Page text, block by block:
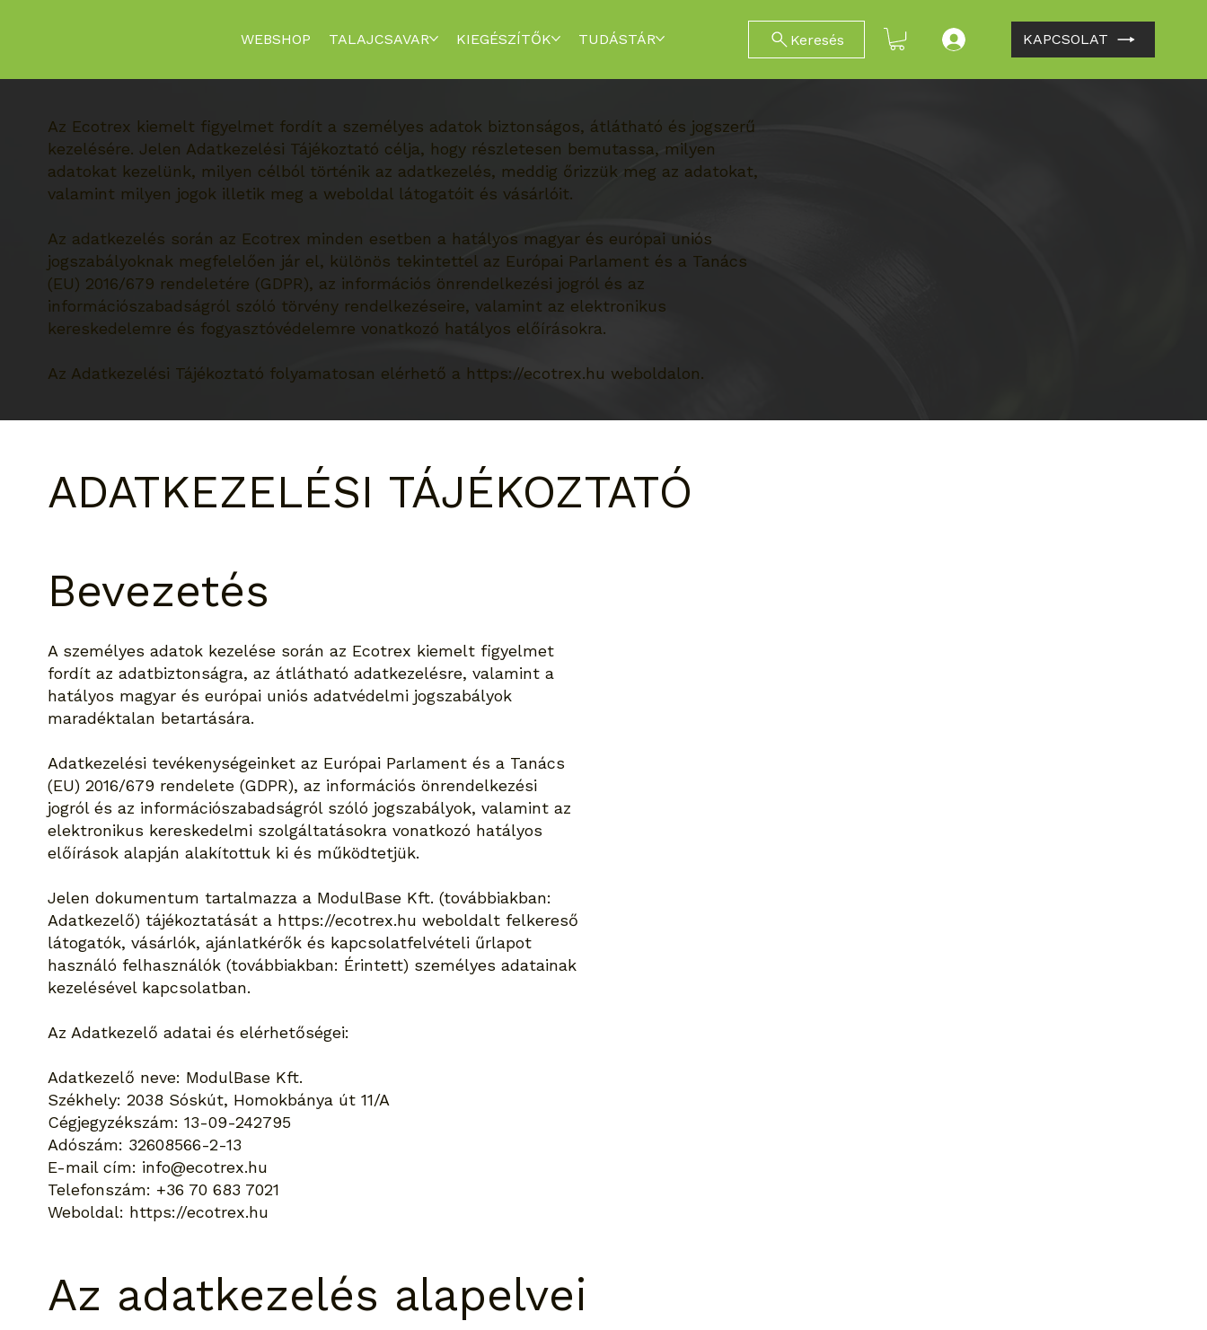
WEBSHOP TALAJCSAVAR KIEGÉSZÍTŐK TUDÁSTÁR Keresés KAPCSOLAT
Az Ecotrex kiemelt figyelmet fordít a személyes adatok biztonságos, átlátható és jogszerű
kezelésére. Jelen Adatkezelési Tájékoztató célja, hogy részletesen bemutassa, milyen
adatokat kezelünk, milyen célból történik az adatkezelés, meddig őrizzük meg az adatokat,
valamint milyen jogok illetik meg a weboldal látogatóit és vásárlóit.
Az adatkezelés során az Ecotrex minden esetben a hatályos magyar és európai uniós
jogszabályoknak megfelelően jár el, különös tekintettel az Európai Parlament és a Tanács
(EU) 2016/679 rendeletére (GDPR), az információs önrendelkezési jogról és az
információszabadságról szóló törvény rendelkezéseire, valamint az elektronikus
kereskedelemre és fogyasztóvédelemre vonatkozó hatályos előírásokra.
Az Adatkezelési Tájékoztató folyamatosan elérhető a https://ecotrex.hu weboldalon.
ADATKEZELÉSI TÁJÉKOZTATÓ
Bevezetés
A személyes adatok kezelése során az Ecotrex kiemelt figyelmet
fordít az adatbiztonságra, az átlátható adatkezelésre, valamint a
hatályos magyar és európai uniós adatvédelmi jogszabályok
maradéktalan betartására.
Adatkezelési tevékenységeinket az Európai Parlament és a Tanács
(EU) 2016/679 rendelete (GDPR), az információs önrendelkezési
jogról és az információszabadságról szóló jogszabályok, valamint az
elektronikus kereskedelmi szolgáltatásokra vonatkozó hatályos
előírások alapján alakítottuk ki és működtetjük.
Jelen dokumentum tartalmazza a ModulBase Kft. (továbbiakban:
Adatkezelő) tájékoztatását a https://ecotrex.hu weboldalt felkereső
látogatók, vásárlók, ajánlatkérők és kapcsolatfelvételi űrlapot
használó felhasználók (továbbiakban: Érintett) személyes adatainak
kezelésével kapcsolatban.
Az Adatkezelő adatai és elérhetőségei:
Adatkezelő neve: ModulBase Kft.
Székhely: 2038 Sóskút, Homokbánya út 11/A
Cégjegyzékszám: 13-09-242795
Adószám: 32608566-2-13
E-mail cím: info@ecotrex.hu
Telefonszám: +36 70 683 7021
Weboldal: https://ecotrex.hu
Az adatkezelés alapelvei